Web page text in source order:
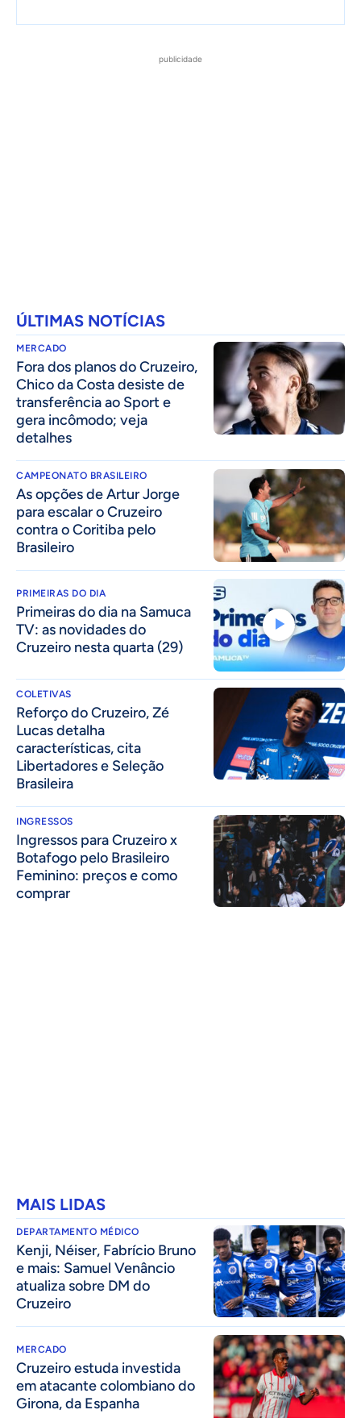
publicidade
ÚLTIMAS NOTÍCIAS
MERCADO
Fora dos planos do Cruzeiro,
Chico da Costa desiste de
transferência ao Sport e
gera incômodo; veja
detalhes
CAMPEONATO BRASILEIRO
As opções de Artur Jorge
para escalar o Cruzeiro
contra o Coritiba pelo
Brasileiro
PRIMEIRAS DO DIA
Primeiras do dia na Samuca
TV: as novidades do
Cruzeiro nesta quarta (29)
COLETIVAS
⁠Reforço do Cruzeiro, Zé
Lucas detalha
características, cita
Libertadores e Seleção
Brasileira
INGRESSOS
Ingressos para Cruzeiro x
Botafogo pelo Brasileiro
Feminino: preços e como
comprar
MAIS LIDAS
DEPARTAMENTO MÉDICO
Kenji, Néiser, Fabrício Bruno
e mais: Samuel Venâncio
atualiza sobre DM do
Cruzeiro
MERCADO
Cruzeiro estuda investida
em atacante colombiano do
Girona, da Espanha